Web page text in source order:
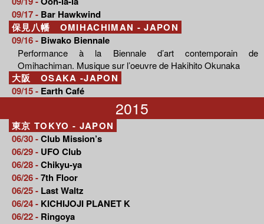
09/17 - Bar Hawkwind
保見八幡 OMIHACHIMAN - JAPON
09/16 - Biwako Biennale
Performance à la Biennale d’art contemporain de
Omihachiman. Musique sur l’oeuvre de Hakihito Okunaka
大阪 OSAKA -JAPON
09/15 - Earth Café
2015
東京 TOKYO - JAPON
06/30 -Club Mission’s
06/29 - UFO Club
06/28 -Chikyu-ya
06/26 -7th Floor
06/25 - Last Waltz
06/24 - KICHIJOJI PLANET K
06/22 - Ringoya